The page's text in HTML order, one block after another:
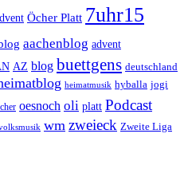
Öcher Platt 7uhr15
aachenblog advent
AZ blog buettgens deutschland
heimatmusik hyballa jogi
oesnoch oli platt Podcast
wm zweieck Zweite Liga